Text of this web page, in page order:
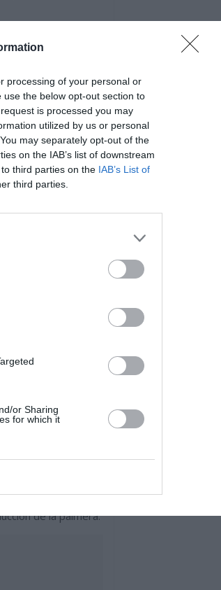
processing of your personal or
the below opt-out section to
is processed you may
utilized by us or personal
may separately opt-out of the
on the IAB’s list of downstream
third parties on the IAB’s List of
third parties.
or Sharing
for which it
antes de
y alcanza alturas
de pequeñas
a color
de primates
de la palmera.